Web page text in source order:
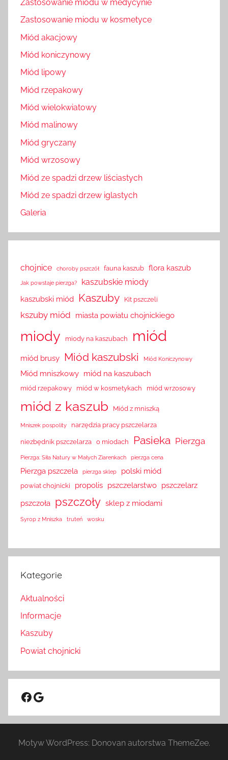
Zastosowanie miodu w medycynie
Zastosowanie miodu w kosmetyce
Miód akacjowy
Miód koniczynowy
Miód lipowy
Miód rzepakowy
Miód wielokwiatowy
Miód malinowy
Miód gryczany
Miód wrzosowy
Miód ze spadzi drzew liściastych
Miód ze spadzi drzew iglastych
Galeria
chojnice choroby pszczół fauna kaszub flora kaszub
Jak powstaje pierzga? kaszubskie miody
kaszubski miód Kaszuby Kit pszczeli
kszuby miód miasta powiatu chojnickiego
miody miody na kaszubach miód
miód brusy Miód kaszubski Miód Koniczynowy
Miód mniszkowy miód na kaszubach
miód rzepakowy miód w kosmetykach miód wrzosowy
miód z kaszub Miód z mniszką
Mniszek pospolity narzędzia pracy pszczelarza
niezbędnik pszczelarza o miodach Pasieka Pierzga
Pierzga: Siła Natury w Małych Ziarenkach pierzga cena
Pierzga pszczela pierzga sklep polski miód
powiat chojnicki propolis pszczelarstwo pszczelarz
pszczoła pszczoły sklep z miodami
Syrop z Mniszka truteń wosku
Kategorie
Aktualności
Informacje
Kaszuby
Powiat chojnicki
Facebook
Google
Motyw WordPress: Donovan autorstwa ThemeZee.